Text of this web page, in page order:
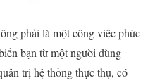
phải là một công việc phức
bạn từ một người dùng
trị hệ thống thực thụ, có